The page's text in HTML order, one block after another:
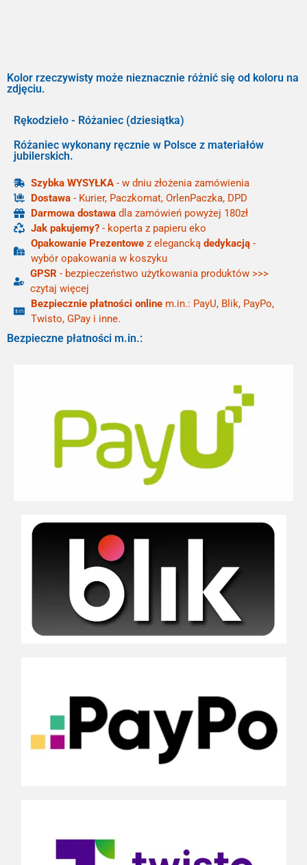
Kolor rzeczywisty może nieznacznie różnić się od koloru na
zdjęciu.
Rękodzieło - Różaniec (dziesiątka)
Różaniec wykonany ręcznie w Polsce z materiałów
jubilerskich.
Szybka WYSYŁKA - w dniu złożenia zamówienia
Dostawa - Kurier, Paczkomat, OrlenPaczka, DPD
Darmowa dostawa dla zamówień powyżej 180zł
Jak pakujemy? - koperta z papieru eko
Opakowanie Prezentowe z elegancką dedykacją -
wybór opakowania w koszyku
GPSR - bezpieczeństwo użytkowania produktów >>>
czytaj więcej
Bezpiecznie płatności online m.in.: PayU, Blik, PayPo,
Twisto, GPay i inne.
Bezpieczne płatności m.in.: